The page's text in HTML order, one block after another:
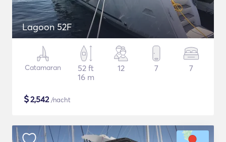
Lagoon 52F
Catamaran
52 ft
16 m
12 7 7
$2,542/nacht